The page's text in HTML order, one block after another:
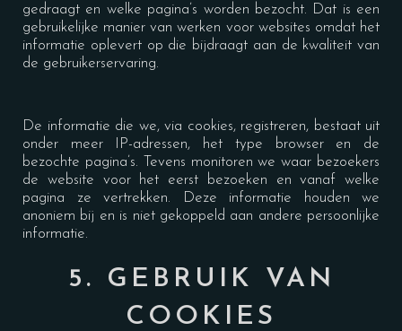
gedraagt en welke pagina’s worden bezocht. Dat is een
gebruikelijke manier van werken voor websites omdat het
informatie oplevert op die bijdraagt aan de kwaliteit van
de gebruikerservaring.
De informatie die we, via cookies, registreren, bestaat uit
onder meer IP-adressen, het type browser en de
bezochte pagina’s. Tevens monitoren we waar bezoekers
de website voor het eerst bezoeken en vanaf welke
pagina ze vertrekken. Deze informatie houden we
anoniem bij en is niet gekoppeld aan andere persoonlijke
informatie.
5. GEBRUIK VAN
COOKIES